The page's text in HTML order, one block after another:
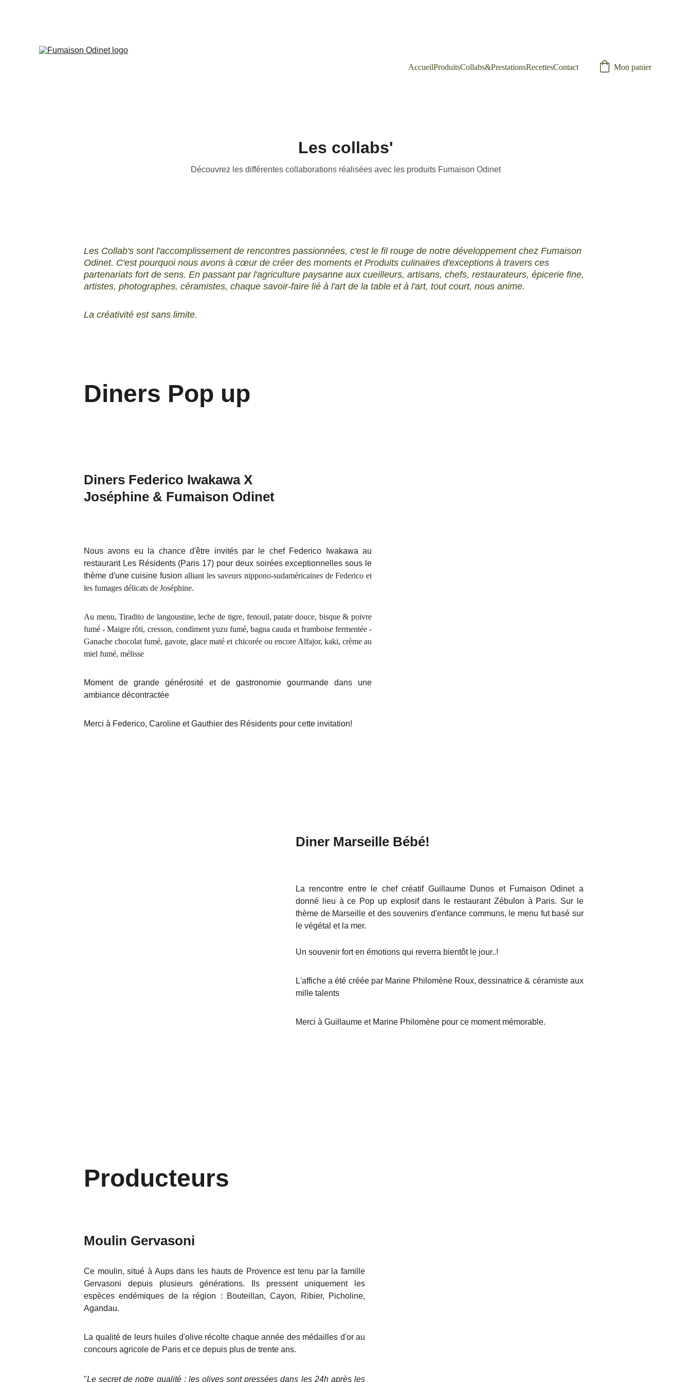
AccueilProduitsCollabs&PrestationsRecettesContact Mon panier
Les collabs'
Découvrez les différentes collaborations réalisées avec les produits Fumaison Odinet
Diners Pop up
La rencontre entre le chef créatif Guillaume Dunos et Fumaison Odinet a
donné lieu à ce Pop up explosif dans le restaurant Zébulon à Paris. Sur le
thème de Marseille et des souvenirs d'enfance communs, le menu fut basé sur
le végétal et la mer.
Un souvenir fort en émotions qui reverra bientôt le jour..!
L'affiche a été créée par Marine Philomène Roux, dessinatrice & céramiste aux
mille talents
Merci à Guillaume et Marine Philomène pour ce moment mémorable.
Les Collab's sont l'accomplissement de rencontres passionnées, c'est le fil rouge de notre développement chez Fumaison
Odinet. C'est pourquoi nous avons à cœur de créer des moments et Produits culinaires d'exceptions à travers ces
partenariats fort de sens. En passant par l'agriculture paysanne aux cueilleurs, artisans, chefs, restaurateurs, épicerie fine,
artistes, photographes, céramistes, chaque savoir-faire lié à l'art de la table et à l'art, tout court, nous anime.
La créativité est sans limite.
Moulin Gervasoni
Ce moulin, situé à Aups dans les hauts de Provence est tenu par la famille
Gervasoni depuis plusieurs générations. Ils pressent uniquement les
espèces endémiques de la région : Bouteillan, Cayon, Ribier, Picholine,
Agandau.
La qualité de leurs huiles d'olive récolte chaque année des médailles d'or au
concours agricole de Paris et ce depuis plus de trente ans.
"Le secret de notre qualité : les olives sont pressées dans les 24h après les
Diner Marseille Bébé!
Producteurs
Diners Federico Iwakawa X
Joséphine & Fumaison Odinet
Nous avons eu la chance d'être invités par le chef Federico Iwakawa au
restaurant Les Résidents (Paris 17) pour deux soirées exceptionnelles sous le
thème d'une cuisine fusion alliant les saveurs nippono-sudaméricaines de Federico et
les fumages délicats de Joséphine.
Au menu, Tiradito de langoustine, leche de tigre, fenouil, patate douce, bisque & poivre
fumé - Maigre rôti, cresson, condiment yuzu fumé, bagna cauda et framboise fermentée -
Ganache chocolat fumé, gavote, glace maté et chicorée ou encore Alfajor, kaki, crème au
miel fumé, mélisse
Moment de grande générosité et de gastronomie gourmande dans une
ambiance décontractée
Merci à Federico, Caroline et Gauthier des Résidents pour cette invitation!